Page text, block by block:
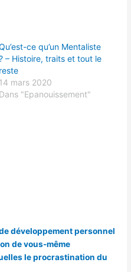
ce qu’un Mentaliste
– Histoire, traits et tout le
reste
14 mars 2020
Dans "Epanouissement"
développement personnel
de vous-même
le procrastination du